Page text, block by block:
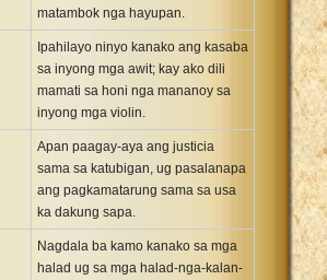
matambok nga hayupan.
Ipahilayo ninyo kanako ang kasaba
sa inyong mga awit; kay ako dili
mamati sa honi nga mananoy sa
inyong mga violin.
Apan paagay-aya ang justicia
sama sa katubigan, ug pasalanapa
ang pagkamatarung sama sa usa
ka dakung sapa.
Nagdala ba kamo kanako sa mga
halad ug sa mga halad-nga-kalan-